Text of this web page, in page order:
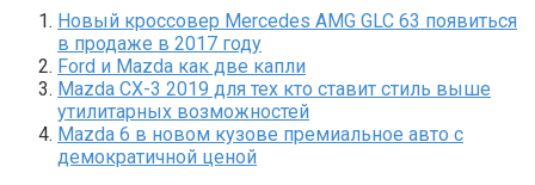
Новый кроссовер Mercedes AMG GLC 63 появиться
в продаже в 2017 году
Ford и Mazda как две капли
Mazda CX-3 2019 для тех кто ставит стиль выше
утилитарных возможностей
Mazda 6 в новом кузове премиальное авто с
демократичной ценой